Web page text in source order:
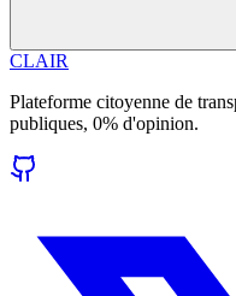
CLAIR
Plateforme citoyenne de
publiques, 0% d'opinion.